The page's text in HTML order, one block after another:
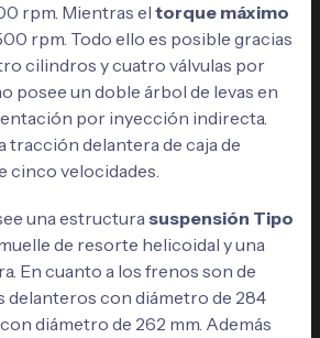
rpm. Mientras el torque máximo
rpm. Todo ello es posible gracias
cilindros y cuatro válvulas por
posee un doble árbol de levas en
por inyección indirecta.
tracción delantera de caja de
cinco velocidades.
una estructurasuspensión Tipo
de resorte helicoidal y una
En cuanto a los frenos son de
delanteros con diámetro de 284
diámetro de 262 mm. Además